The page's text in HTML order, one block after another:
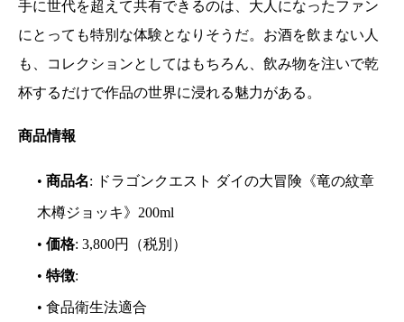
手に世代を超えて共有できるのは、大人になったファン
にとっても特別な体験となりそうだ。お酒を飲まない人
も、コレクションとしてはもちろん、飲み物を注いで乾
杯するだけで作品の世界に浸れる魅力がある。
商品情報
• 商品名: ドラゴンクエスト ダイの大冒険《竜の紋章
木樽ジョッキ》200ml
• 価格: 3,800円（税別）
• 特徴:
• 食品衛生法適合